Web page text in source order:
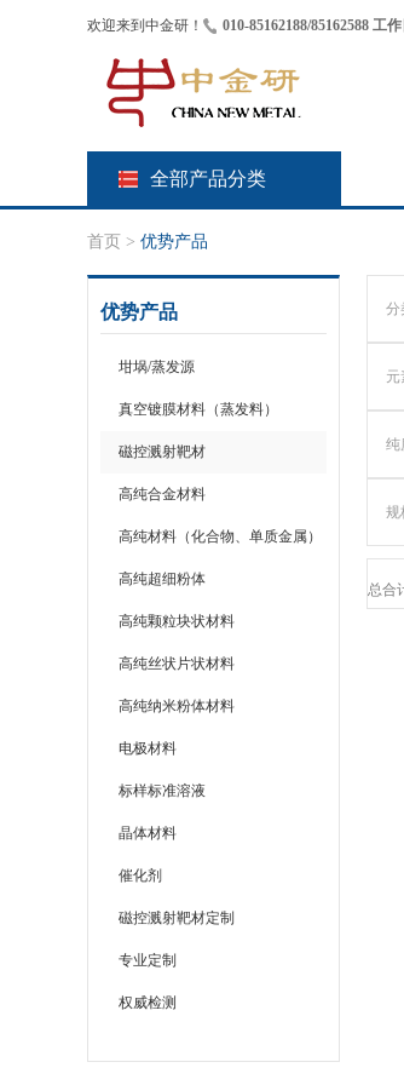
欢迎来到中金研！ 010-85162188/85162588 工
全部产品分类
首页 > 优势产品
优势产品
坩埚/蒸发源
真空镀膜材料（蒸发料）
磁控溅射靶材
高纯合金材料
高纯材料（化合物、单质金属）
高纯超细粉体
高纯颗粒块状材料
高纯丝状片状材料
高纯纳米粉体材料
电极材料
标样标准溶液
晶体材料
催化剂
磁控溅射靶材定制
专业定制
权威检测
分
元
纯
规
总合